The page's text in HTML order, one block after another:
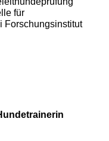
für
Forschungsinstitut